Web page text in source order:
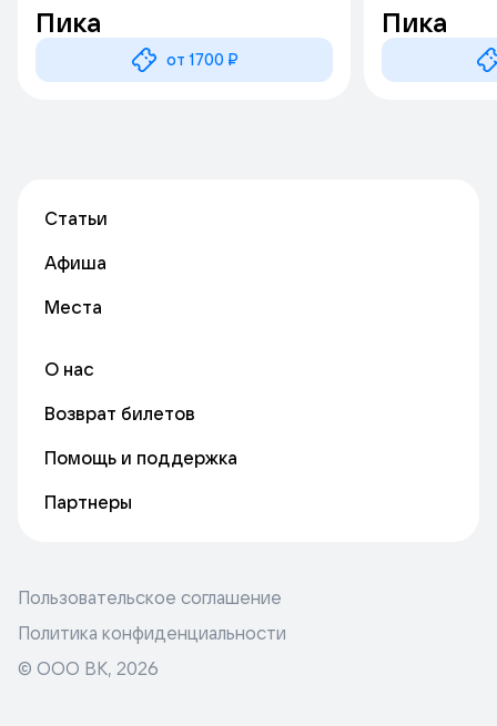
Пика
от 1700 ₽
Пика
Статьи
Афиша
Места
О нас
Возврат билетов
Помощь и поддержка
Партнеры
Пользовательское соглашение
Политика конфиденциальности
© ООО ВК, 2026